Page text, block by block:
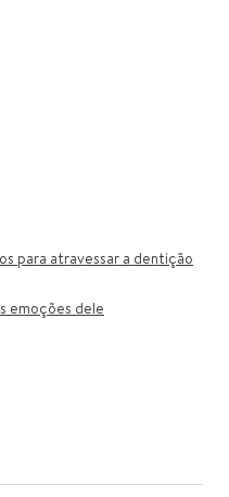
para atravessar a dentição
emoções dele